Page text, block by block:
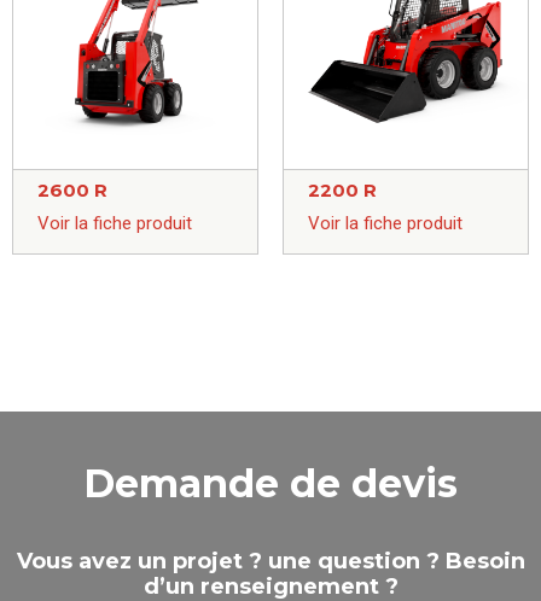
2600 R
Voir la fiche produit
2200 R
Voir la fiche produit
Demande de devis
Vous avez un projet ? une question ? Besoin
d’un renseignement ?